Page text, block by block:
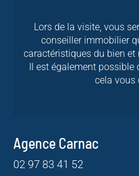
Agence Carnac
02 97 83 41 52
Lors de la visite, vous
conseiller immobilier
caractéristiques du bien
Il est également
cela vous